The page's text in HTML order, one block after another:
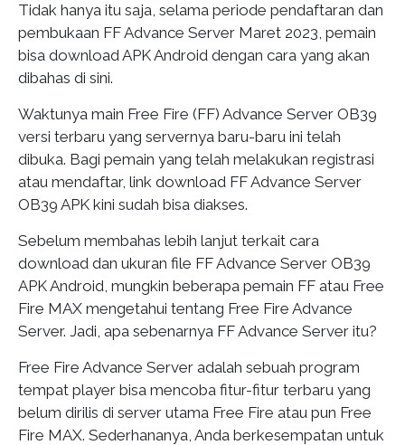
Tidak hanya itu saja, selama periode pendaftaran dan
pembukaan FF Advance Server Maret 2023, pemain
bisa download APK Android dengan cara yang akan
dibahas di sini.
Waktunya main Free Fire (FF) Advance Server OB39
versi terbaru yang servernya baru-baru ini telah
dibuka. Bagi pemain yang telah melakukan registrasi
atau mendaftar, link download FF Advance Server
OB39 APK kini sudah bisa diakses.
Sebelum membahas lebih lanjut terkait cara
download dan ukuran file FF Advance Server OB39
APK Android, mungkin beberapa pemain FF atau Free
Fire MAX mengetahui tentang Free Fire Advance
Server. Jadi, apa sebenarnya FF Advance Server itu?
Free Fire Advance Server adalah sebuah program
tempat player bisa mencoba fitur-fitur terbaru yang
belum dirilis di server utama Free Fire atau pun Free
Fire MAX. Sederhananya, Anda berkesempatan untuk